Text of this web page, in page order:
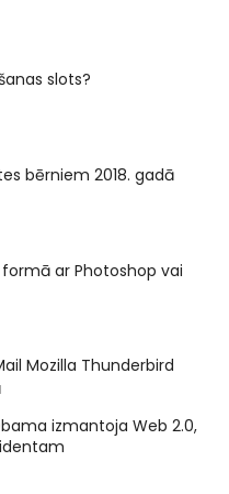
slots?
bērniem 2018. gadā
ar Photoshop vai
Mozilla Thunderbird
izmantoja Web 2.0,